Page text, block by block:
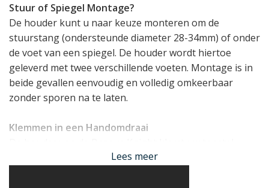
Stuur of Spiegel Montage?
De houder kunt u naar keuze monteren om de
stuurstang (ondersteunde diameter 28-34mm) of onder
de voet van een spiegel. De houder wordt hiertoe
geleverd met twee verschillende voeten. Montage is in
beide gevallen eenvoudig en volledig omkeerbaar
zonder sporen na te laten.
Klemmen in een Handomdraai
eenvoudig vast middels de draaiknop op de zijkant. De
Lees meer